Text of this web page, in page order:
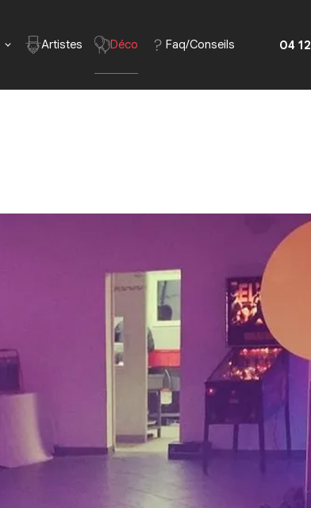
Artistes Déco Faq/Conseils 04